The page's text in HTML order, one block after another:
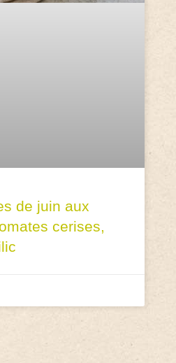
de juin aux
cerises,